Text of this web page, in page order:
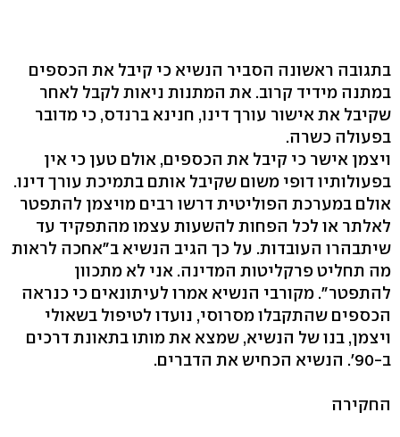
בתגובה ראשונה הסביר הנשיא כי קיבל את הכספים
במתנה מידיד קרוב. את המתנות ניאות לקבל לאחר
שקיבל את אישור עורך דינו, חנינא ברנדס, כי מדובר
בפעולה כשרה.
ויצמן אישר כי קיבל את הכספים, אולם טען כי אין
בפעולותיו דופי משום שקיבל אותם בתמיכת עורך דינו.
אולם במערכת הפוליטית דרשו רבים מויצמן להתפטר
לאלתר או לכל הפחות להשעות עצמו מהתפקיד עד
שיתבהרו העובדות. על כך הגיב הנשיא ב"אחכה לראות
מה תחליט פרקליטות המדינה. אני לא מתכוון
להתפטר". מקורבי הנשיא אמרו לעיתונאים כי כנראה
הכספים שהתקבלו מסרוסי, נועדו לטיפול בשאולי
ויצמן, בנו של הנשיא, שמצא את מותו בתאונת דרכים
ב-90'. הנשיא הכחיש את הדברים.
החקירה